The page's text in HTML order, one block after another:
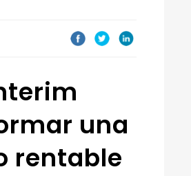
una
rentable